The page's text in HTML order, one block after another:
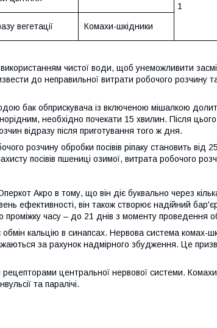
1
вегетації Комахи-шкідники
чистої води, щоб унеможливити
до неправильної витрати робочого розчину
бак обприскувача із включеною мішалкою
необхідно почекати 15 хвилин. Після
відразу після приготування того ж дня.
розчину обробки посівів ріпаку становить
посівів пшениці озимої, витрата робочого
Акро в тому, що він діє буквально через
ефективності, він також створює надійний
проміжку часу – до 21 днів з моменту проведення
кальцію в синапсах. Нервова система комах-
за рахунок надмірного збудження. Це
рецепторами центральної нервової системи.
та паралічі.